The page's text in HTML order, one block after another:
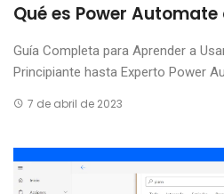
Qué es Power
Guía Completa para Aprender a
Principiante hasta Experto Power
7 de abril de 2023